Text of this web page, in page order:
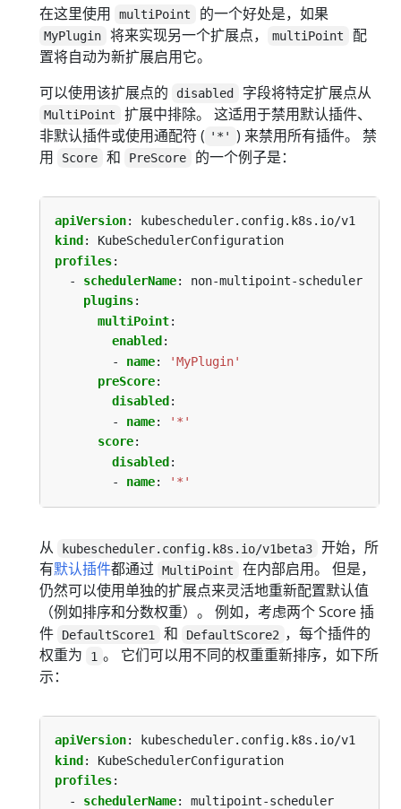
在这里使用 multiPoint 的一个好处是，如果
MyPlugin 将来实现另一个扩展点， multiPoint
配
置将自动为新扩展启用它。
可以使用该扩展点的
disabled 字段将特定扩展点从
MultiPoint
扩展中排除。 这适用于禁用默认插件、
非默认插件或使用通配符 ( '*' ) 来禁用所有插件。 禁
用
Score 和 PreScore 的一个例子是：
apiVersion:
kubescheduler.config.k8s.io/v1
kind :
KubeSchedulerConfiguration
profiles:
- schedulerName:
non-multipoint-scheduler
plugins:
multiPoint:
enabled :
- name:
'MyPlugin'
preScore:
disabled :
- name:
'*'
score:
disabled:
- name: '*'
从 kubescheduler.config.k8s.io/v1beta3
开始，所
有默认插件都通过 MultiPoint
在内部启用。 但是，
仍然可以使用单独的扩展点来灵活地重新配置默认值
（例如排序和分数权重）。 例如，考虑两个 Score 插
件
DefaultScore1 和 DefaultScore2 ，每个插件的
权重为
1 。 它们可以用不同的权重重新排序，如下所
示：
apiVersion:
kubescheduler.config.k8s.io/v1
kind :
KubeSchedulerConfiguration
profiles:
- schedulerName:
multipoint-scheduler